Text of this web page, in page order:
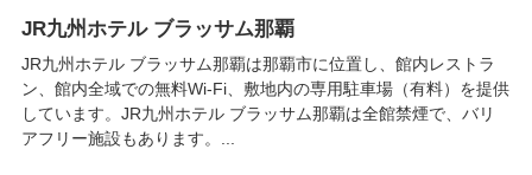
JR九州ホテル ブラッサム那覇
JR九州ホテル ブラッサム那覇は那覇市に位置し、館内レストラ
ン、館内全域での無料Wi-Fi、敷地内の専用駐車場（有料）を提供
しています。JR九州ホテル ブラッサム那覇は全館禁煙で、バリ
アフリー施設もあります。...